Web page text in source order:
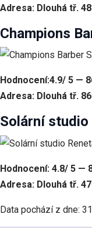
Adresa: Dlouhá tř.
Champions
Hodnocení:4.9/ 5 —
Adresa: Dlouhá tř.
Solární studio
Hodnocení: 4.8/ 5 —
Adresa: Dlouhá tř.
Data pochází z dne: